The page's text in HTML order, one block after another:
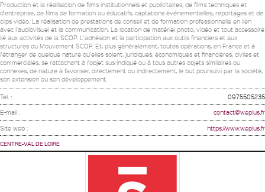
Production et la réalisation de films institutionnels et publicitaires, de films techniques et
d'entreprise, de films de formation ou éducatifs, captations évènementielles, reportages et de
clips vidéo. La réalisation de prestations de conseil et de formation professionnelle en lien
avec l'audiovisuel et la communication. La location de matériel photo, vidéo et tout accessoire
lié aux activités de la SCOP. L'adhésion et la participation aux outils financiers et aux
structures du Mouvement SCOP. Et, plus généralement, toutes opérations, en France et à
l'étranger de quelque nature qu'elles soient, juridiques, économiques et financières, civiles et
commerciales, se rattachant à l'objet sus-indiqué ou à tous autres objets similaires ou
connexes, de nature à favoriser, directement ou indirectement, le but poursuivi par la société,
son extension ou son développement.
Tel. : 0975505235
E-mail : contact@weplus.fr
Site web : https://www.weplus.fr
CENTRE-VAL DE LOIRE